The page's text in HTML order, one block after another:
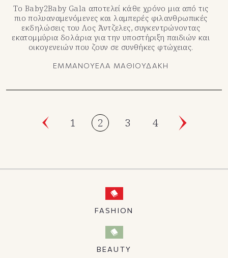
Το Baby2Baby Gala αποτελεί κάθε χρόνο μια από τις
πιο πολυαναμενόμενες και λαμπερές φιλανθρωπικές
εκδηλώσεις του Λος Άντζελες, συγκεντρώνοντας
εκατομμύρια δολάρια για την υποστήριξη παιδιών και
οικογενειών που ζουν σε συνθήκες φτώχειας.
ΕΜΜΑΝΟΥΕΛΑ ΜΑΘΙΟΥΔΑΚΗ
1 2 3 4
FASHION
BEAUTY